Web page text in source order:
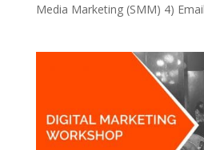
Media Marketing (SMM) 4)